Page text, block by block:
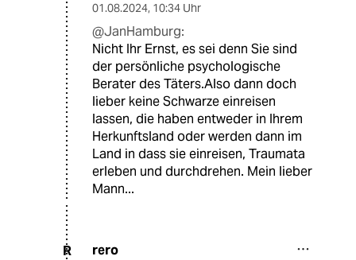
01.08.2024, 10:34 Uhr
@JanHamburg:
Nicht Ihr Ernst, es sei denn Sie sind
der persönliche psychologische
Berater des Täters.Also dann doch
lieber keine Schwarze einreisen
lassen, die haben entweder in Ihrem
Herkunftsland oder werden dann im
Land in dass sie einreisen, Traumata
erleben und durchdrehen. Mein lieber
Mann...
R rero